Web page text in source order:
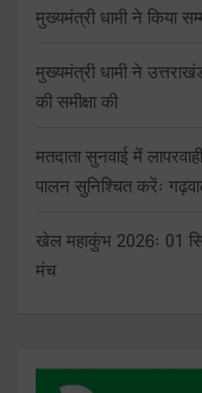
मुख्यमंत्री धामी ने किया
मुख्यमंत्री धामी ने उत्तराखंड
की समीक्षा की
मतदाता सुनवाई में
पालन सुनिश्चित करेंः
खेल महाकुंभ 2026ः 01
मंच